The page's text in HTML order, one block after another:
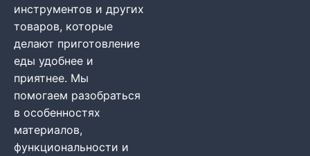
инструментов и других
товаров, которые
делают приготовление
еды удобнее и
приятнее. Мы
помогаем разобраться
в особенностях
материалов,
функциональности и